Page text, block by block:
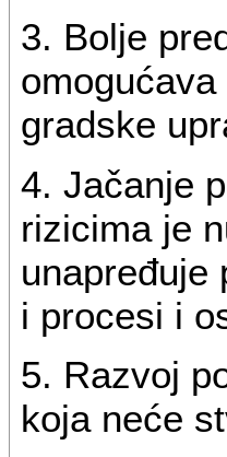
3. Bolje
gradske
4. Jačanje
rizicima je
unapređuje
i procesi i
5. Razvoj
koja neće